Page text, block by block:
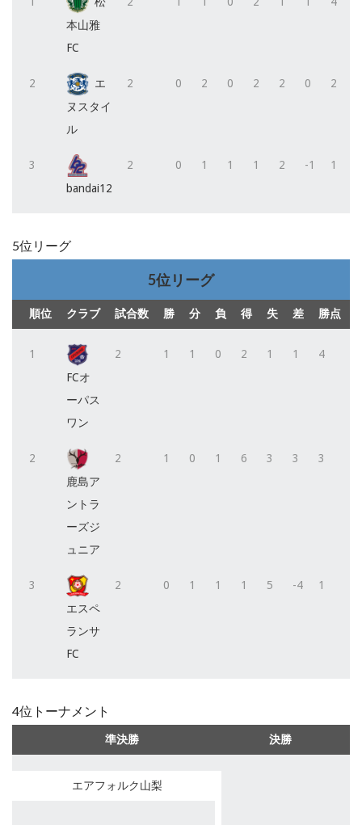
本山雅
FC
2
エ
ヌスタイ
ル
2 0 2 0 2 2 0 2
3
bandai12
2 0 1 1 1 2 -1 1
5位リーグ
5位リーグ
順位 クラブ 試合数 勝 分 負 得 失 差 勝点
1
FCオ
ーパス
ワン
2 1 1 0 2 1 1 4
2
鹿島ア
ントラ
ーズジ
ュニア
2 1 0 1 6 3 3 3
3
エスペ
ランサ
FC
2 0 1 1 1 5 -4 1
4位トーナメント
準決勝 決勝
エアフォルク山梨